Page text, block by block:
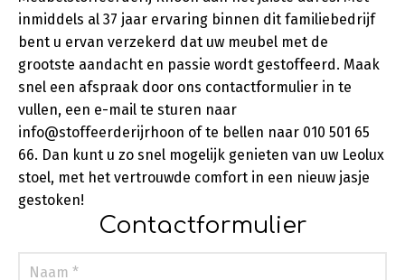
inmiddels al 37 jaar ervaring binnen dit familiebedrijf
bent u ervan verzekerd dat uw meubel met de
grootste aandacht en passie wordt gestoffeerd. Maak
snel een afspraak door ons contactformulier in te
vullen, een e-mail te sturen naar
info@stoffeerderijrhoon of te bellen naar 010 501 65
66. Dan kunt u zo snel mogelijk genieten van uw Leolux
stoel, met het vertrouwde comfort in een nieuw jasje
gestoken!
Contactformulier